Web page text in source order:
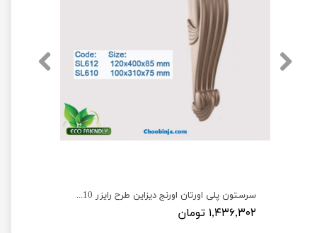
سرستون پلی اورتان اورنج دیزاین طرح رایزر SL610 و SL612
۱,۴۳۶,۳۰۲ تومان